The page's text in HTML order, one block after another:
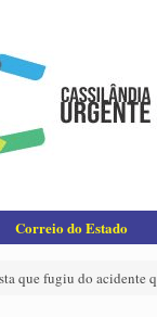
Correio do Estado
que fugiu do acidente